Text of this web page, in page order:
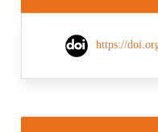
https://